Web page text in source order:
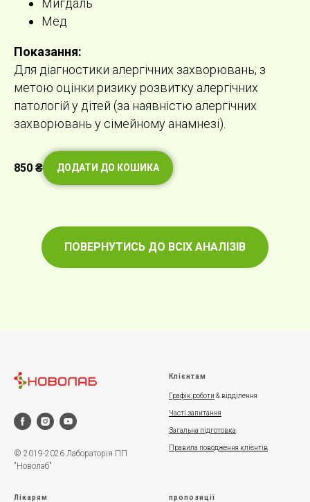
Мигдаль
Мед
Показання:
Для діагностики алергічних захворювань; з
метою оцінки ризику розвитку алергічних
патологій у дітей (за наявністю алергічних
захворювань у сімейному анамнезі).
850 ₴ ДОДАТИ ДО КОШИКА
ПОВЕРНУТИСЬ ДО ВСІХ АНАЛІЗІВ
© 2019-2026 Лабораторія ПП
"Новолаб"
Клієнтам
Графік роботи & відділення
Часті запитання
Загальна підготовка
Правила поводження клієнтів
Лікарям пропозиції